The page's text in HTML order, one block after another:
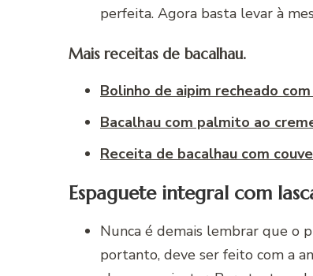
perfeita. Agora basta levar à
Mais receitas de bacalhau.
Bolinho de aipim recheado
Bacalhau com palmito ao
Receita de bacalhau com
Espaguete integral com
Nunca é demais lembrar que o
portanto, deve ser feito com a